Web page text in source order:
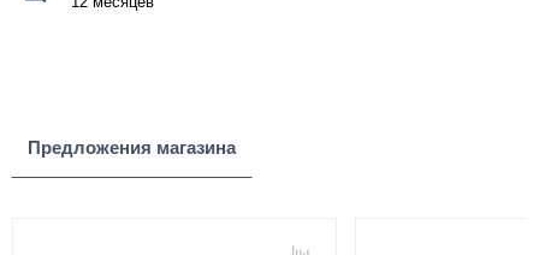
Предложения магазина